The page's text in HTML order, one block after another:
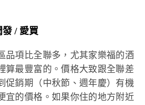
/ 愛買
品項比全聯多，尤其家樂福的酒
算最豐富的。價格大致跟全聯差
促銷期（中秋節、週年慶）有機
宜的價格。如果你住的地方附近